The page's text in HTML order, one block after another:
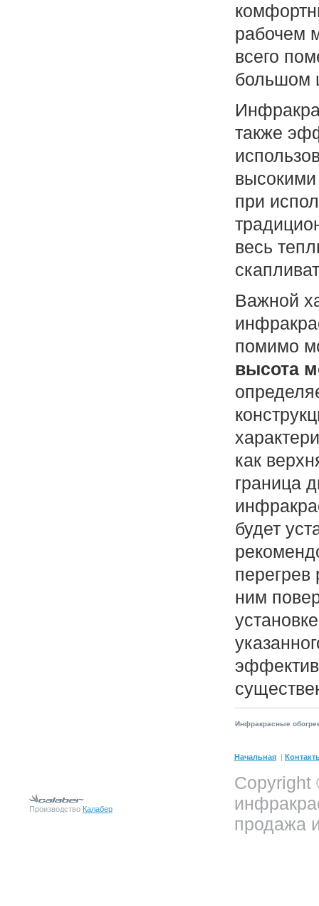
рабочем
всего
большом
также
высокими
при
весь
Важной
помимо
высота
как
граница
будет
ним
Инфракрасные
Начальная |
Производство Калабер
Copyright
продажа